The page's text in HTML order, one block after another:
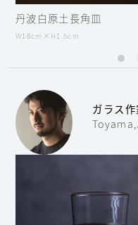
丹波白原土長角皿
W18cm×H1.5cm
ガラス